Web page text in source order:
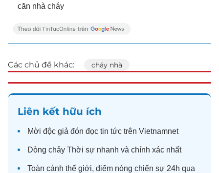
căn nhà cháy
Các chủ đề khác: cháy nhà
Liên kết hữu ích
Mời độc giả đón đọc tin tức trên Vietnamnet
Dòng chảy Thời sự nhanh và chính xác nhất
Toàn cảnh thế giới, điểm nóng chiến sự 24h qua